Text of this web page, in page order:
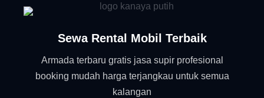
Sewa Rental Mobil Terbaik
Armada terbaru gratis jasa supir profesional
booking mudah harga terjangkau untuk semua
kalangan